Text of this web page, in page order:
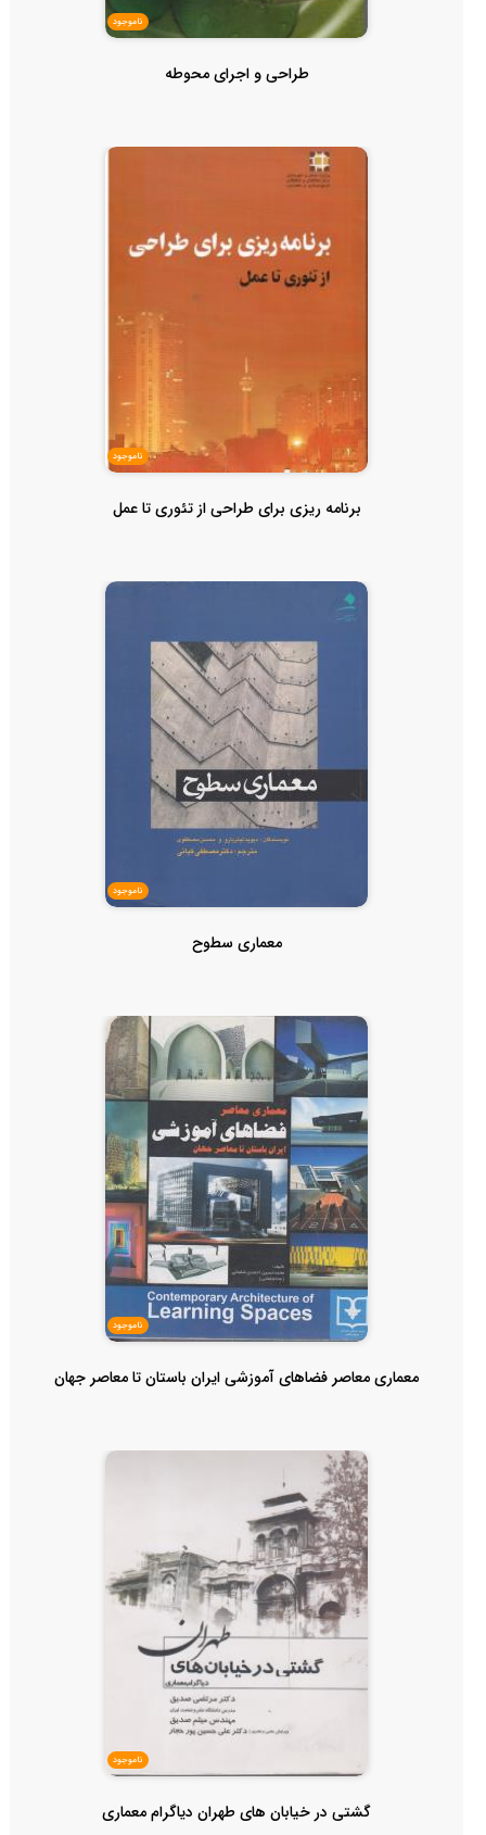
ناموجود
طراحی و اجرای محوطه
ناموجود
برنامه ریزی برای طراحی از تئوری تا عمل
ناموجود
معماری سطوح
ناموجود
معماری معاصر فضاهای آموزشی ایران باستان تا معاصر جهان
ناموجود
گشتی در خیابان های طهران دیاگرام معماری